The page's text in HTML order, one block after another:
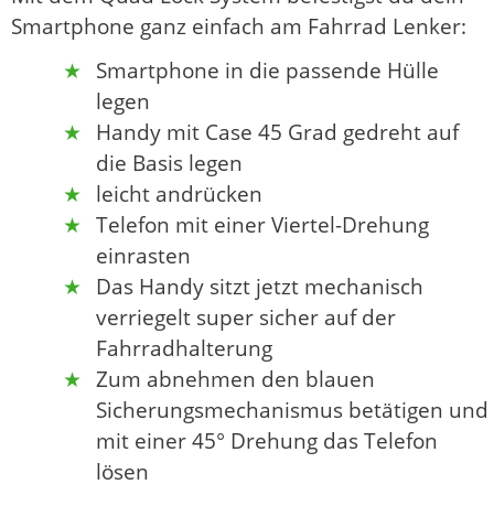
Smartphone ganz einfach am Fahrrad Lenker:
Smartphone in die passende Hülle
legen
Handy mit Case 45 Grad gedreht auf
die Basis legen
leicht andrücken
Telefon mit einer Viertel-Drehung
einrasten
Das Handy sitzt jetzt mechanisch
verriegelt super sicher auf der
Fahrradhalterung
Zum abnehmen den blauen
Sicherungsmechanismus betätigen und
mit einer 45° Drehung das Telefon
lösen